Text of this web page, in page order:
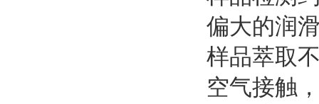
偏大的润
样品萃取
空气接触